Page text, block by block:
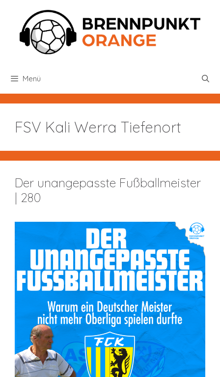
springen
Menü
FSV Kali Werra Tiefenort
Der unangepasste Fußballmeister
| 280